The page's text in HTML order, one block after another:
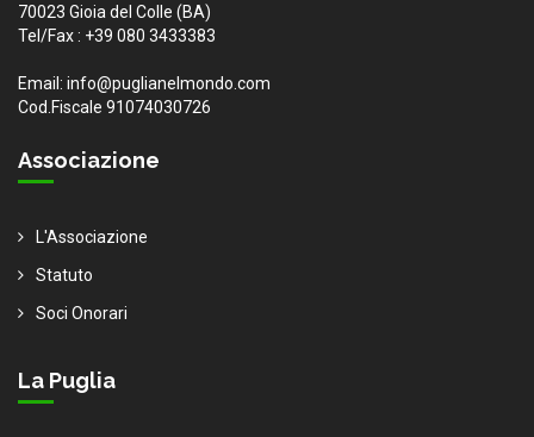
70023 Gioia del Colle (BA)
Tel/Fax : +39 080 3433383
Email: info@puglianelmondo.com
Cod.Fiscale 91074030726
Associazione
L'Associazione
Statuto
Soci Onorari
La Puglia